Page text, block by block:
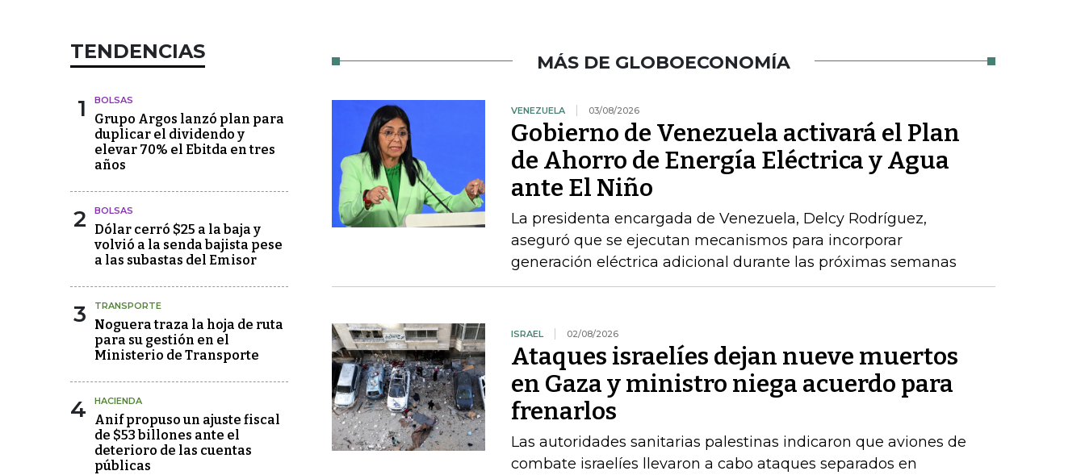
TENDENCIAS
1 BOLSAS
Grupo Argos lanzó plan para
duplicar el dividendo y
elevar 70% el Ebitda en tres
años
2 BOLSAS
Dólar cerró $25 a la baja y
volvió a la senda bajista pese
a las subastas del Emisor
3 TRANSPORTE
Noguera traza la hoja de ruta
para su gestión en el
Ministerio de Transporte
4 HACIENDA
Anif propuso un ajuste fiscal
de $53 billones ante el
deterioro de las cuentas
públicas
MÁS DE GLOBOECONOMÍA
VENEZUELA 03/08/2026
Gobierno de Venezuela activará el Plan
de Ahorro de Energía Eléctrica y Agua
ante El Niño
La presidenta encargada de Venezuela, Delcy Rodríguez,
aseguró que se ejecutan mecanismos para incorporar
generación eléctrica adicional durante las próximas semanas
ISRAEL 02/08/2026
Ataques israelíes dejan nueve muertos
en Gaza y ministro niega acuerdo para
frenarlos
Las autoridades sanitarias palestinas indicaron que aviones de
combate israelíes llevaron a cabo ataques separados en